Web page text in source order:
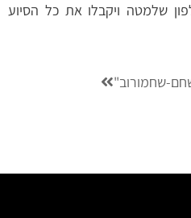
שלמטה ויקבלו את כל הסיוע
שחמורוב"